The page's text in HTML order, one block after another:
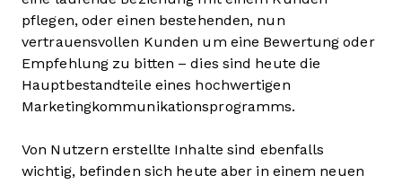
pflegen, oder einen bestehenden, nun
vertrauensvollen Kunden um eine Bewertung oder
Empfehlung zu bitten – dies sind heute die
Hauptbestandteile eines hochwertigen
Marketingkommunikationsprogramms.
Von Nutzern erstellte Inhalte sind ebenfalls
wichtig, befinden sich heute aber in einem neuen